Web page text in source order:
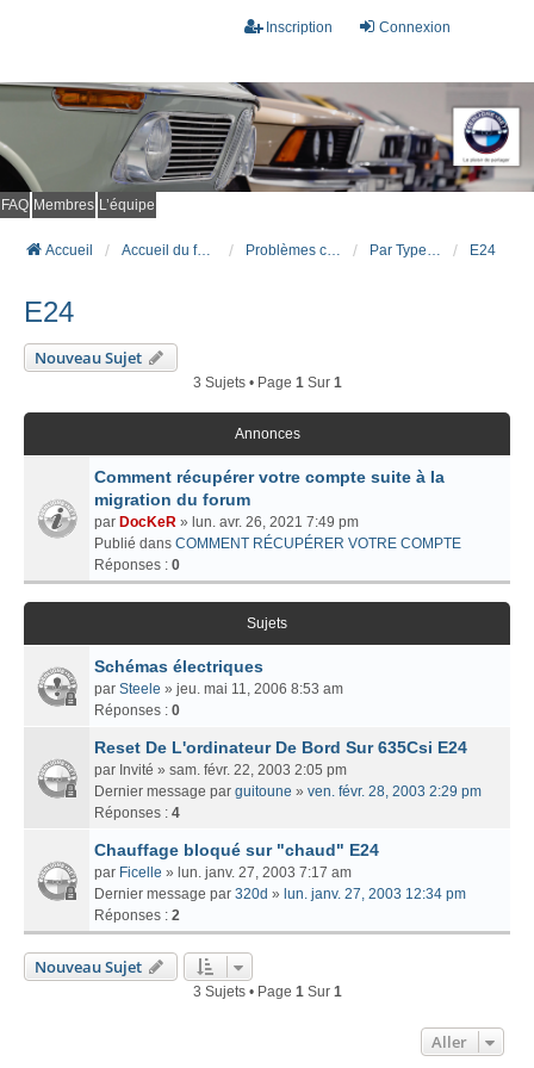
Connexion
Inscription
FAQ Membres L’équipe
Accueil Accueil du forum Problèmes connus et résolus (FAQ) Par Type Carrosserie E24
E24
Nouveau Sujet
3 Sujets • Page 1Sur 1
Annonces
Comment récupérer votre compte suite à la
migration du forum
par DocKeR » lun. avr. 26, 2021 7:49 pm
Publié dans COMMENT RÉCUPÉRER VOTRE COMPTE
Réponses : 0
Sujets
Schémas électriques
par Steele » jeu. mai 11, 2006 8:53 am
Réponses : 0
Reset De L'ordinateur De Bord Sur 635Csi E24
par Invité » sam. févr. 22, 2003 2:05 pm
Dernier message par guitoune » ven. févr. 28, 2003 2:29 pm
Réponses : 4
Chauffage bloqué sur "chaud" E24
par Ficelle » lun. janv. 27, 2003 7:17 am
Dernier message par 320d » lun. janv. 27, 2003 12:34 pm
Réponses : 2
Nouveau Sujet
3 Sujets • Page 1Sur 1
Aller